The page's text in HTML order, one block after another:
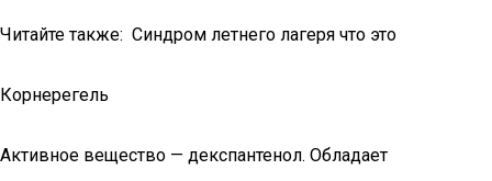
Читайте также: Синдром летнего лагеря что это
Корнерегель
Активное вещество — декспантенол. Обладает